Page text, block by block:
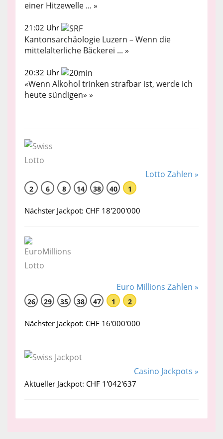
einer Hitzewelle ... »
21:02 Uhr
Kantonsarchäologie Luzern – Wenn die
mittelalterliche Bäckerei ... »
20:32 Uhr
«Wenn Alkohol trinken strafbar ist, werde ich
heute sündigen» »
Lotto Zahlen »
2 6 8 14 38 40 1
Nächster Jackpot: CHF 18'200'000
Euro Millions Zahlen »
26 29 35 38 47 1 2
Nächster Jackpot: CHF 16'000'000
Casino Jackpots »
Aktueller Jackpot: CHF 1'042'637